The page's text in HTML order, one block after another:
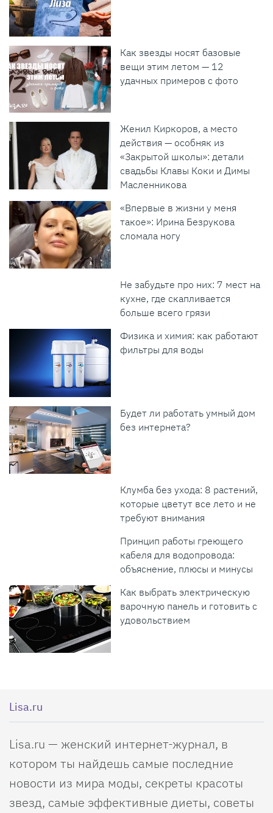
Как звезды носят базовые
вещи этим летом — 12
удачных примеров с фото
Женил Киркоров, а место
действия — особняк из
«Закрытой школы»: детали
свадьбы Клавы Коки и Димы
Масленникова
«Впервые в жизни у меня
такое»: Ирина Безрукова
сломала ногу
Не забудьте про них: 7 мест на
кухне, где скапливается
больше всего грязи
Физика и химия: как работают
фильтры для воды
Будет ли работать умный дом
без интернета?
Клумба без ухода: 8 растений,
которые цветут все лето и не
требуют внимания
Принцип работы греющего
кабеля для водопровода:
объяснение, плюсы и минусы
Как выбрать электрическую
варочную панель и готовить с
удовольствием
Lisa.ru
Lisa.ru — женский интернет-журнал, в
котором ты найдешь самые последние
новости из мира моды, секреты красоты
звезд, самые эффективные диеты, советы